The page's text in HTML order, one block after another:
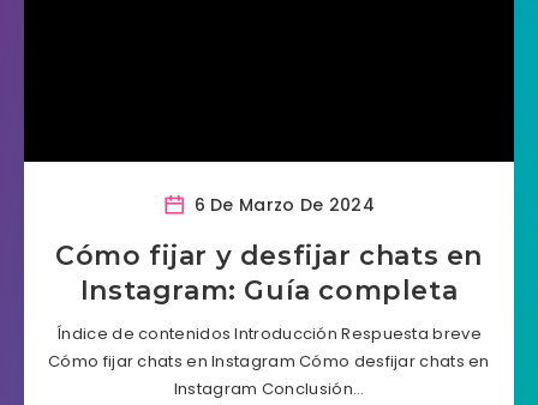
6 De Marzo De 2024
Cómo fijar y desfijar chats en
Instagram: Guía completa
Índice de contenidos Introducción Respuesta breve
Cómo fijar chats en Instagram Cómo desfijar chats en
Instagram Conclusión…